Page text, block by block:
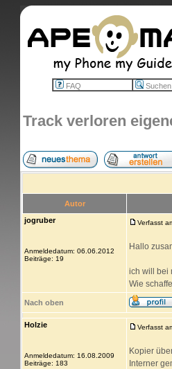
FAQ Suchen
Track verloren
Autor
jogruber
Anmeldedatum: 06.06.2012
Beiträge: 19
Verfasst
Hallo
ich will bei
Wie
Nach oben
Holzie
Anmeldedatum: 16.08.2009
Beiträge: 183
Verfasst
Kopier
Interner